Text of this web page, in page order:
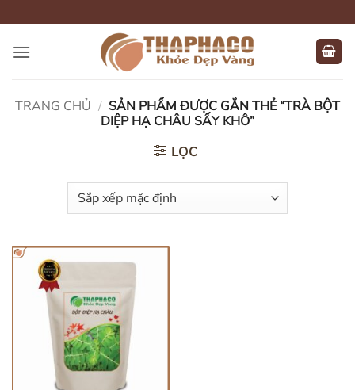
qua
nội
TRANG CHỦ / SẢN PHẨM ĐƯỢC GẮN THẺ “TRÀ BỘT
DIỆP HẠ CHÂU SẤY KHÔ”
LỌC